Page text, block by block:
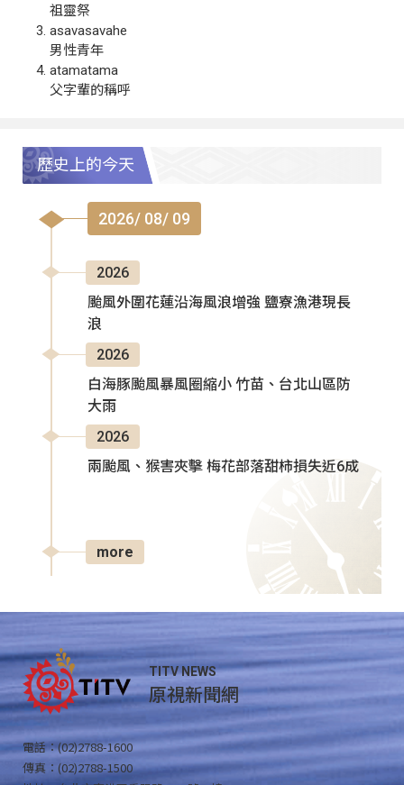
祖靈祭
asavasavahe
男性青年
atamatama
父字輩的稱呼
歷史上的今天
2026/ 08/ 09
2026
颱風外圍花蓮沿海風浪增強 鹽寮漁港現長
浪
2026
白海豚颱風暴風圈縮小 竹苗、台北山區防
大雨
2026
兩颱風、猴害夾擊 梅花部落甜柿損失近6成
more
TITV NEWS
原視新聞網
電話：(02)2788-1600
傳真：(02)2788-1500